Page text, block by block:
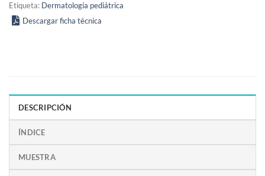
Etiqueta: Dermatología pediátrica
Descargar ficha técnica
DESCRIPCIÓN
ÍNDICE
MUESTRA